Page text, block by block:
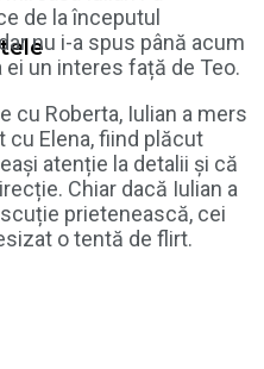
de la începutul
nu i-a spus până acum
un interes față de Teo.
cu Roberta, Iulian a mers
cu Elena, fiind plăcut
atenție la detalii și că
Chiar dacă Iulian a
prietenească, cei
o tentă de flirt.